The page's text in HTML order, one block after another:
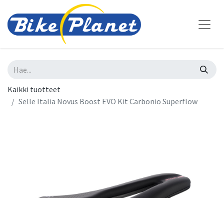
Kaikki tuotteet
Selle Italia Novus Boost EVO Kit Carbonio Superflow